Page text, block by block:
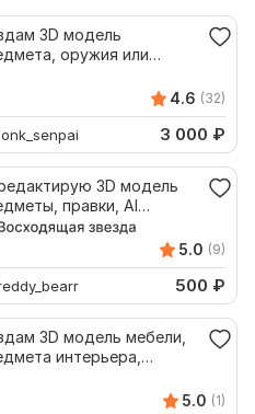
3D модель
оружия или
4.6 (32)
3 000 ₽
3D модель
правки, AI
5.0 (9)
500 ₽
3D модель мебели,
интерьера,
5.0 (1)